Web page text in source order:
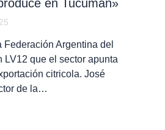
en Tucumán»
Federación Argentina del
LV12 que el sector apunta
citricola. José
de la…